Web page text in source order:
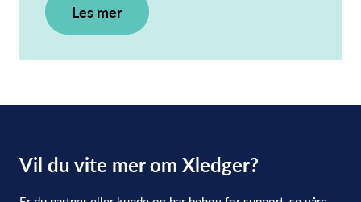
Les mer
Vil du vite mer om Xledger?